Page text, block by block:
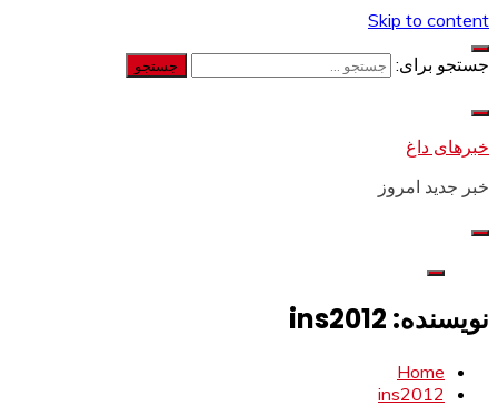
Skip to content
جستجو برای:
خبرهای داغ
خبر جدید امروز
نویسنده: ins2012
Home
ins2012